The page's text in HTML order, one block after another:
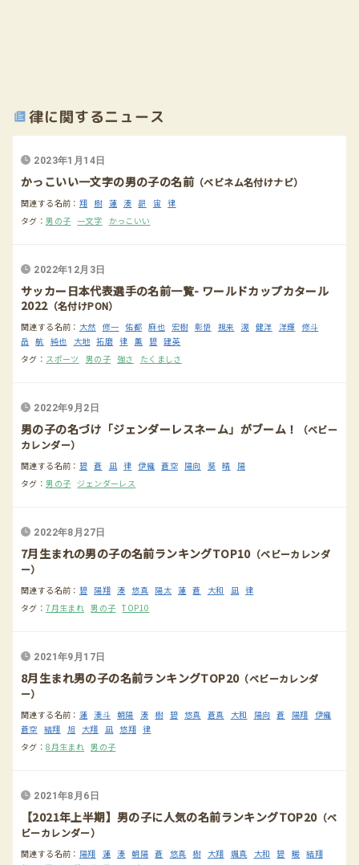
律に関するニュース
2023年1月14日
かっこいい一文字の男の子の名前（ベビネム名付けナビ）
関連する名前： 翔 樹 蓮 湊 昴 宙 律
タグ：男の子 一文字 かっこいい
2022年12月3日
サッカー日本代表選手の名前一覧- ワールドカップカタール
2022（名付けPON）
関連する名前： 大然 修一 佑都 麻也 宏樹 彰悟 視来 滉 健洋 洋輝 修斗
岳 航 純也 大地 拓磨 律 薫 碧 建英
タグ： スポーツ 男の子 強さ たくましさ
2022年9月2日
男の子の名づけ「ジェンダーレスネーム」がブーム！
（ベビー
カレンダー）
関連する名前： 碧 蒼 凪 律 伊織 蒼空 陽向 葵 晴
陽
タグ：男の子 ジェンダーレス
2022年8月27日
7月生まれの男の子の名前ランキングTOP10（ベビーカレンダ
ー）
関連する名前： 碧 陽翔 湊 悠真 陽太 蓮 蒼 大和 凪 律
タグ：7月生まれ 男の子 TOP10
2021年9月17日
8月生まれ男の子の名前ランキングTOP20（ベビーカレンダ
ー）
関連する名前： 蓮 湊斗 朝陽 湊 樹 碧 悠真 蒼真 大和 陽向 蒼 陽翔 伊織
蒼空 結翔 旭 大翔 凪 悠翔 律
タグ：8月生まれ 男の子
2021年8月6日
【2021年上半期】男の子に人気の名前ランキングTOP20（ベ
ビーカレンダー）
関連する名前： 陽翔 蓮 湊 朝陽 蒼 悠真 樹 大翔 颯真 大和 碧 暖 結翔